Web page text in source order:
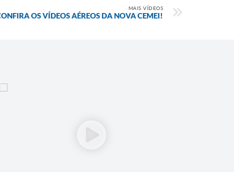
MAIS VÍDEOS
OS VÍDEOS AÉREOS DA NOVA CEMEI!